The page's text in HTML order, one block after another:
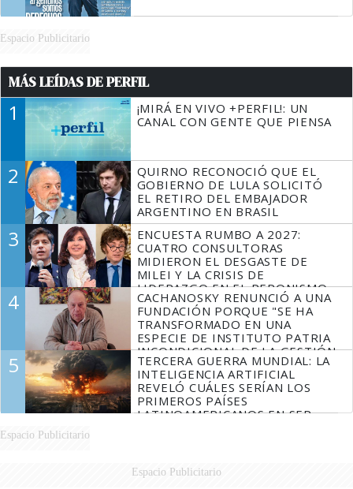
Espacio Publicitario
MÁS LEÍDAS DE PERFIL
1
¡MIRÁ EN VIVO +PERFIL!: UN
CANAL CON GENTE QUE PIENSA
2
QUIRNO RECONOCIÓ QUE EL
GOBIERNO DE LULA SOLICITÓ
EL RETIRO DEL EMBAJADOR
ARGENTINO EN BRASIL
3
ENCUESTA RUMBO A 2027:
CUATRO CONSULTORAS
MIDIERON EL DESGASTE DE
MILEI Y LA CRISIS DE
LIDERAZGO EN EL PERONISMO
4
CACHANOSKY RENUNCIÓ A UNA
FUNDACIÓN PORQUE "SE HA
TRANSFORMADO EN UNA
ESPECIE DE INSTITUTO PATRIA
INCONDICIONAL DE LA GESTIÓN
DE MILEI"
5
TERCERA GUERRA MUNDIAL: LA
INTELIGENCIA ARTIFICIAL
REVELÓ CUÁLES SERÍAN LOS
PRIMEROS PAÍSES
LATINOAMERICANOS EN SER
Espacio Publicitario
Espacio Publicitario